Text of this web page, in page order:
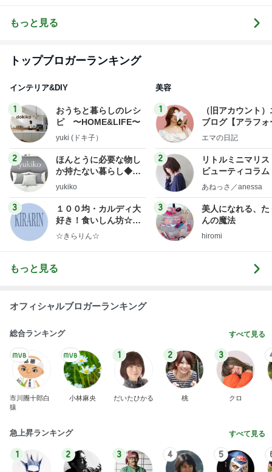
もっと見る
トップブロガーランキング
インテリア&DIY
1
おうちと暮らしのレシ
ピ 〜HOME&LIFE〜
yuki (ドキ子）
2
ほんとうに必要な物し
か持たない暮らし◆Ke
ep Life Simple◆〜イ
yukiko
3
１００均・カルディ大
好き！食いしん坊☆き
らりん☆のブログ
☆きらりん☆
美容
1
（旧アカウント
ブログ【アラフォ
社売却セカンドラ
エマの日記
2
リトルミニマリス
ビューティコラ
little
あねっさ／anessa
3
美人になれる、た
んの魔法
hiromi
もっと見る
オフィシャルブロガーランキング
総合ランキング すべて見る
市川團十郎白
猿
小林麻央
1
だいたひかる
2
桃
3
クロ
急上昇ランキング すべて見る
1 2 3 4 5